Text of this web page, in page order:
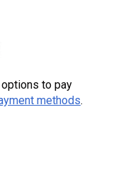
options to pay
methods.